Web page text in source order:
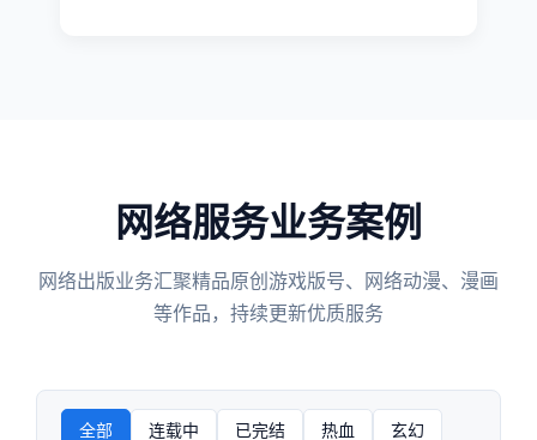
网络服务业务案例
网络出版业务汇聚精品原创游戏版号、网络动漫、漫画
等作品，持续更新优质服务
全部 连载中 已完结 热血 玄幻